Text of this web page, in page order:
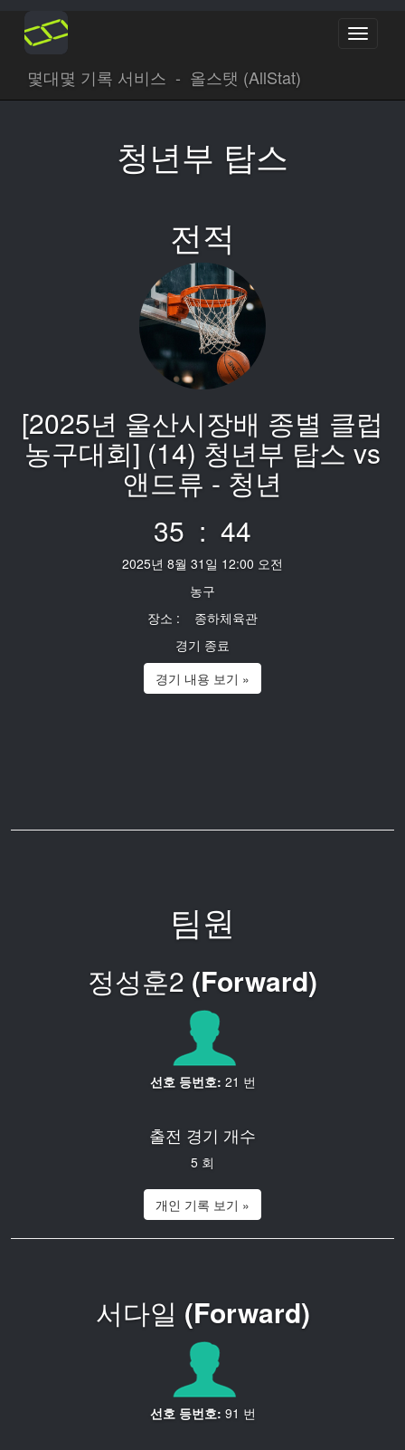
Toggle
몇대몇 기록 서비스 - 올스탯 (AllStat)
청년부 탑스
전적
[2025년 울산시장배 종별 클럽
농구대회] (14) 청년부 탑스 vs
앤드류 - 청년
35 : 44
2025년 8월 31일 12:00 오전
농구
장소 : 종하체육관
경기 종료
경기 내용 보기 »
팀원
정성훈2 (Forward)
선호 등번호: 21 번
출전 경기 개수
5 회
개인 기록 보기 »
서다일 (Forward)
선호 등번호: 91 번